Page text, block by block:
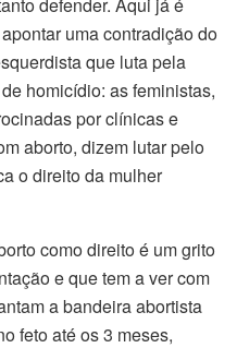
uma contradição do
que luta pela
homicídio: as feministas,
por clínicas e
aborto, dizem lutar pelo
o direito da mulher
como direito é um grito
e que tem a ver com
a bandeira abortista
feto até os 3 meses,